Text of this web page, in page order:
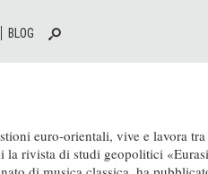
BLOG
euro-orientali, vive e lavora
la rivista di studi geopolitici